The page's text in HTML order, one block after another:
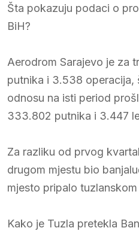
Šta pokazuju podaci o
BiH?
Aerodrom Sarajevo je za
putnika i 3.538 operacija,
odnosu na isti period
333.802 putnika i 3.447
Za razliku od prvog
drugom mjestu bio
mjesto pripalo
Kako je Tuzla pretekla